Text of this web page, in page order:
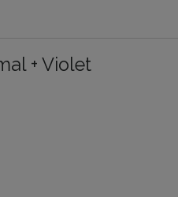
+ Violet